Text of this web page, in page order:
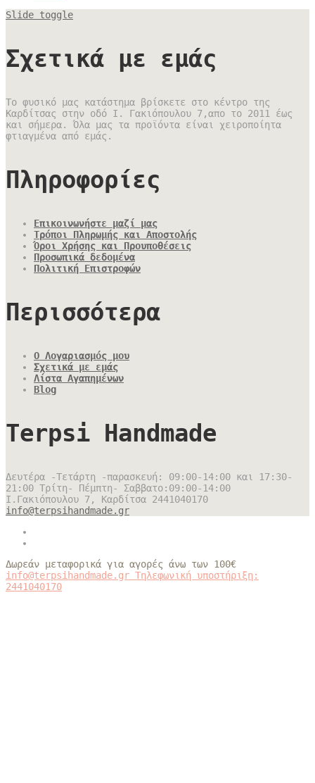
Slide toggle
Σχετικά με εμάς
Το φυσικό μας κατάστημα βρίσκετε στο κέντρο της
Καρδίτσας στην οδό Ι. Γακιόπουλου 7,απο το 2011 έως
και σήμερα. Όλα μας τα προϊόντα είναι χειροποίητα
φτιαγμένα από εμάς.
Πληροφορίες
Επικοινωνήστε μαζί μας
Τρόποι Πληρωμής και Αποστολής
Όροι Χρήσης και Προυποθέσεις
Προσωπικά δεδομένα
Πολιτική Επιστροφών
Περισσότερα
Ο Λογαριασμός μου
Σχετικά με εμάς
Λίστα Αγαπημένων
Blog
Terpsi Handmade
Δευτέρα -Τετάρτη -παρασκευή: 09:00-14:00 και 17:30-
21:00 Τρίτη- Πέμπτη- Σαββατο:09:00-14:00
Ι.Γακιόπουλου 7, Καρδίτσα 2441040170
info@terpsihandmade.gr
Δωρεάν μεταφορικά για αγορές άνω των 100€
info@terpsihandmade.gr Τηλεφωνική υποστήριξη:
2441040170